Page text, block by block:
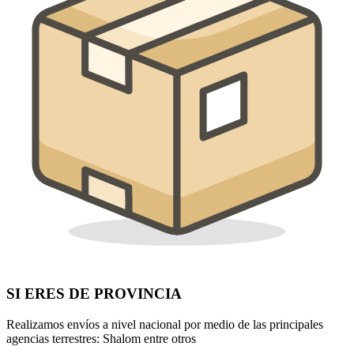
SI ERES DE PROVINCIA
Realizamos envíos a nivel nacional por medio de las principales
agencias terrestres: Shalom entre otros